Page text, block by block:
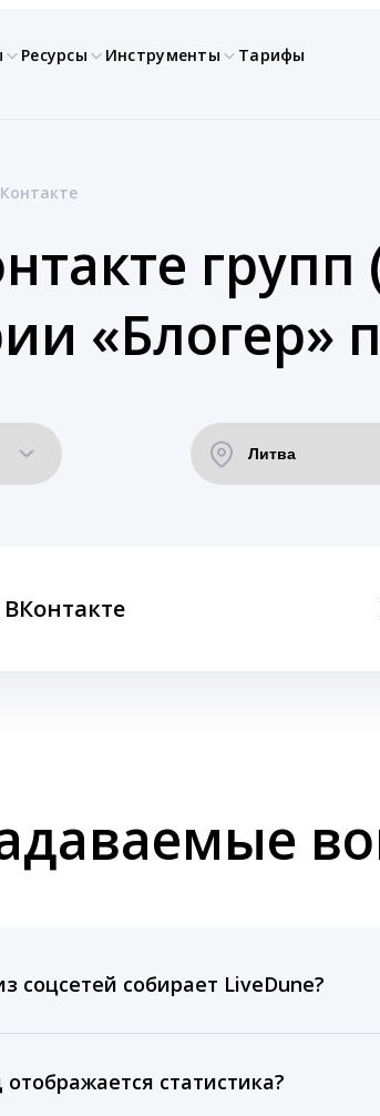
Ресурсы Инструменты Тарифы
«Блогер»
соцсетей собирает LiveDune?
показываем лучшие посты и
статистика?